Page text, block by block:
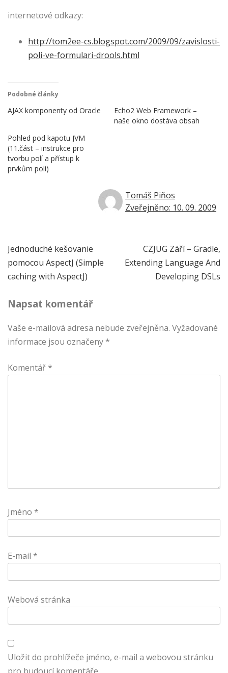
internetové odkazy:
http://tom2ee-cs.blogspot.com/2009/09/zavislosti-
poli-ve-formulari-drools.html
Podobné články
AJAX komponenty od Oracle
Echo2 Web Framework –
naše okno dostáva obsah
Pohled pod kapotu JVM
(11.část – instrukce pro
tvorbu polí a přístup k
prvkům polí)
Tomáš Piňos
Zveřejněno: 10. 09. 2009
Navigace
pro
Jednoduché kešovanie
pomocou AspectJ (Simple
caching with AspectJ)
CZJUG Září – Gradle,
Extending Language And
Developing DSLs
Napsat komentář
Vaše e-mailová adresa nebude zveřejněna. Vyžadované
informace jsou označeny *
Komentář *
Jméno *
E-mail *
Webová stránka
Uložit do prohlížeče jméno, e-mail a webovou stránku